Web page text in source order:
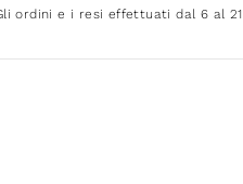
ordini e i resi effettuati dal 6 al